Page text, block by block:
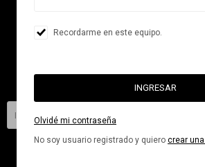
Recordarme en este equipo.
INGRESAR
Olvidé mi contraseña
No soy usuario registrado y quiero crear
¡Suscribite y recibí todas nuestras